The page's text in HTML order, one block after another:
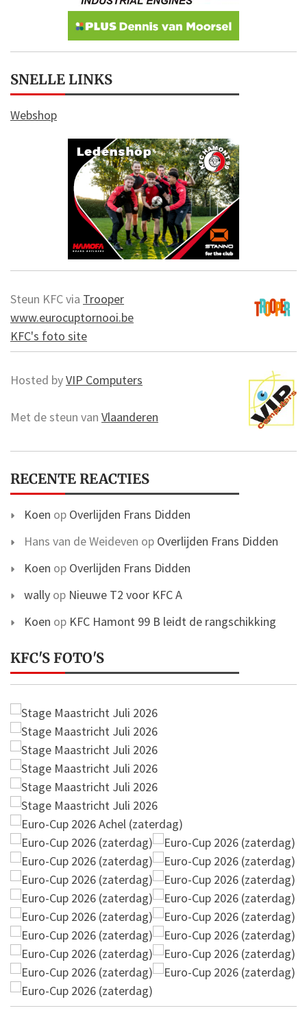
SNELLE LINKS
Webshop
Steun KFC via Trooper
www.eurocuptornooi.be
KFC's foto site
Hosted byVIP Computers
Met de steun van Vlaanderen
RECENTE REACTIES
Koen op Overlijden Frans Didden
Hans van de Weideven op Overlijden Frans Didden
Koen op Overlijden Frans Didden
wally op Nieuwe T2 voor KFC A
Koen op KFC Hamont 99 B leidt de rangschikking
KFC'S FOTO'S